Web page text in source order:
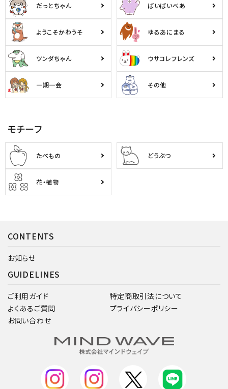
公式 デコ部 公式 公式
だっとちゃん ばいばいべあ
ようこそかわうそ ゆるあにまる
ツンダちゃん ウサコレフレンズ
一期一会 その他
モチーフ
たべもの どうぶつ
花・植物
CONTENTS
お知らせ
GUIDELINES
ご利用ガイド
よくあるご質問
お問い合わせ
特定商取引法について
プライバシーポリシー